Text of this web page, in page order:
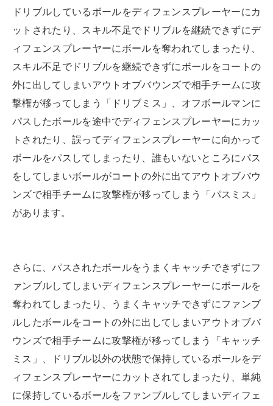
ドリブルしているボールをディフェンスプレーヤーにカ
ットされたり、スキル不足でドリブルを継続できずにデ
ィフェンスプレーヤーにボールを奪われてしまったり、
スキル不足でドリブルを継続できずにボールをコートの
外に出してしまいアウトオブバウンズで相手チームに攻
撃権が移ってしまう「ドリブミス」、オフボールマンに
パスしたボールを途中でディフェンスプレーヤーにカッ
トされたり、誤ってディフェンスプレーヤーに向かって
ボールをパスしてしまったり、誰もいないところにパス
をしてしまいボールがコートの外に出てアウトオブバウ
ンズで相手チームに攻撃権が移ってしまう「パスミス」
があります。
さらに、パスされたボールをうまくキャッチできずにフ
ァンブルしてしまいディフェンスプレーヤーにボールを
奪われてしまったり、うまくキャッチできずにファンブ
ルしたボールをコートの外に出してしまいアウトオブバ
ウンズで相手チームに攻撃権が移ってしまう「キャッチ
ミス」、ドリブル以外の状態で保持しているボールをデ
ィフェンスプレーヤーにカットされてしまったり、単純
に保持しているボールをファンブルしてしまいディフェ